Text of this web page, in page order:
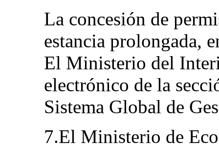
La concesión de
estancia prolongada,
El Ministerio del
electrónico de la
Sistema Global de
7.El Ministerio de